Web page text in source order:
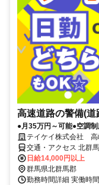
高速道路の警備(道
●月35万円～可能●空調
テイケイ株式会社 高
交通・アクセス 北群
日給14,000円以上
群馬県北群馬郡
勤務時間詳細 実働時